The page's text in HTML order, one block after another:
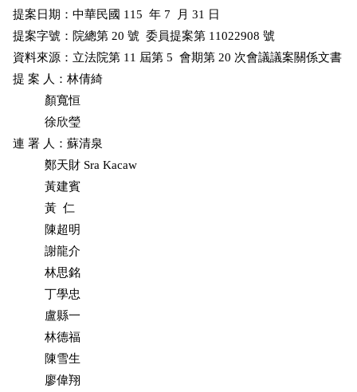
提案日期：中華民國 115  年 7  月 31 日
提案字號：院總第 20 號  委員提案第 11022908 號
資料來源：立法院第 11 屆第 5  會期第 20 次會議議案關係文書
提 案 人：林倩綺
          顏寬恒
          徐欣瑩
連 署 人：蘇清泉
          鄭天財 Sra Kacaw
          黃建賓
          黃  仁
          陳超明
          謝龍介
          林思銘
          丁學忠
          盧縣一
          林德福
          陳雪生
          廖偉翔